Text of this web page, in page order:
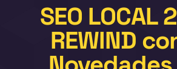
SEO LOCAL
REWIND